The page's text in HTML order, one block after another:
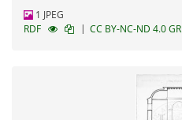
1 JPEG
RDF
| CC BY-NC-ND 4.0 GR